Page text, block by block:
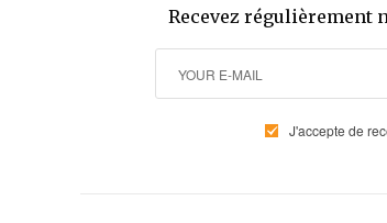
Recevez régulièrement
J'accepte de